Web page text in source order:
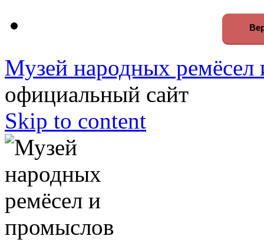
Музей народных ремёсел
официальный сайт
Skip to content